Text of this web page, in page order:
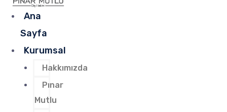
Ana
Sayfa
Kurumsal
Hakkımızda
Pınar
Mutlu